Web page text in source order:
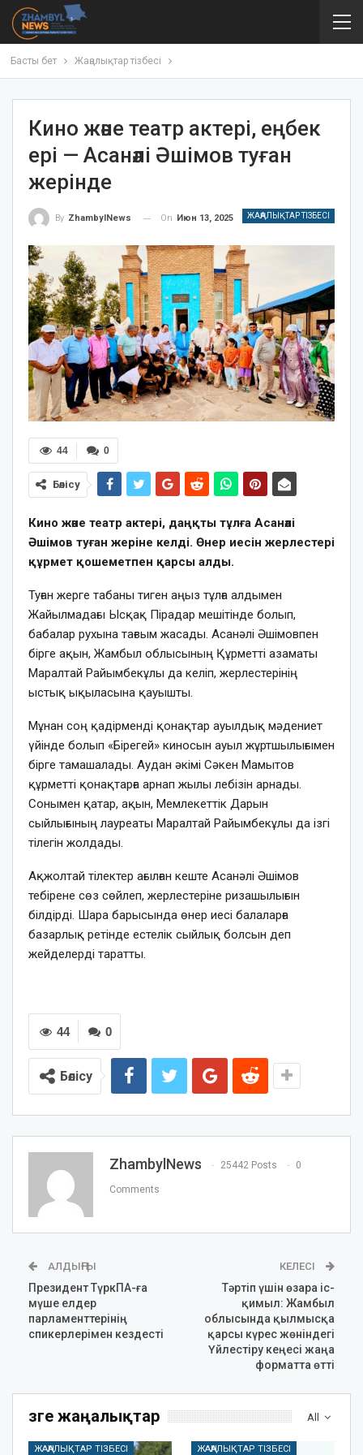
Басты бет Жаңалықтар тізбесі
Кино және театр актері, еңбек
ері — Асанәлі Әшімов туған
жерінде
ЖАҢАЛЫҚТАР ТІЗБЕСІ
By ZhambylNews On Июн 13, 2025
0
44
Бөлісу
Кино және театр актері, даңқты тұлға Асанәлі
Әшімов туған жеріне келді. Өнер иесін жерлестері
құрмет қошеметпен қарсы алды.
Туған жерге табаны тиген аңыз тұлға алдымен
Жайылмадағы Ысқақ Пірадар мешітінде болып,
бабалар рухына тағзым жасады. Асанәлі Әшімовпен
бірге ақын, Жамбыл облысының Құрметті азаматы
Маралтай Райымбекұлы да келіп, жерлестерінің
ыстық ықыласына қауышты.
Мұнан соң қадірменді қонақтар ауылдық мәдениет
үйінде болып «Бірегей» киносын ауыл жұртшылығымен
бірге тамашалады. Аудан әкімі Сәкен Мамытов
құрметті қонақтарға арнап жылы лебізін арнады.
Сонымен қатар, ақын, Мемлекеттік Дарын
сыйлығының лауреаты Маралтай Райымбекұлы да ізгі
тілегін жолдады.
Ақжолтай тілектер ағылған кеште Асанәлі Әшімов
тебірене сөз сөйлеп, жерлестеріне ризашылығын
білдірді. Шара барысында өнер иесі балаларға
базарлық ретінде естелік сыйлық болсын деп
жейделерді таратты.
0
44
Бөлісу
ZhambylNews 25442 Posts 0
Comments
АЛДЫҢҒЫ
Президент ТүркПА-ға
мүше елдер
парламенттерінің
спикерлерімен кездесті
КЕЛЕСІ
Тәртіп үшін өзара іс-
қимыл: Жамбыл
облысында қылмысқа
қарсы күрес жөніндегі
Үйлестіру кеңесі жаңа
форматта өтті
All
Өзге жаңалықтар
ЖАҢАЛЫҚТАР ТІЗБЕСІ ЖАҢАЛЫҚТАР ТІЗБЕСІ